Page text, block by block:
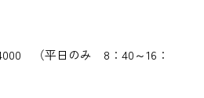
（平日のみ 8：40～16：